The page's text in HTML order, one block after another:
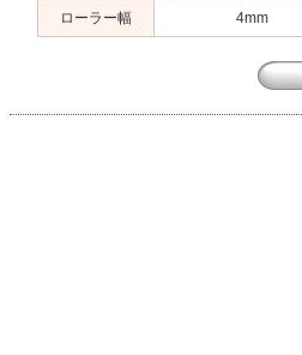
ローラー幅 4mm